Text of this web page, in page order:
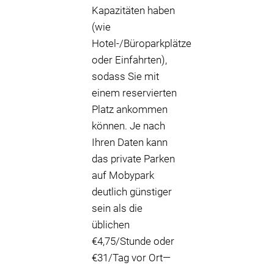
Kapazitäten haben
(wie
Hotel-/Büroparkplätze
oder Einfahrten),
sodass Sie mit
einem reservierten
Platz ankommen
können. Je nach
Ihren Daten kann
das private Parken
auf Mobypark
deutlich günstiger
sein als die
üblichen
€4,75/Stunde oder
€31/Tag vor Ort—